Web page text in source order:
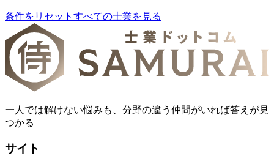
条件をリセット すべての士業を見る
一人では解けない悩みも、分野の違う仲間がいれば答えが見
つかる
サイト